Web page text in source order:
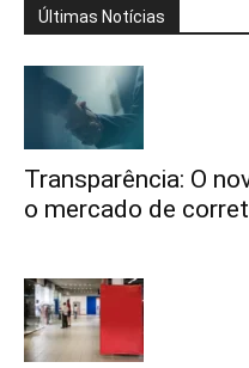
Últimas Notícias
Transparência: O
o mercado de